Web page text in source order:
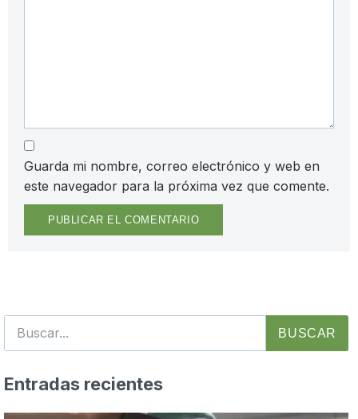
Guarda mi nombre, correo electrónico y web en
este navegador para la próxima vez que comente.
BUSCAR
Entradas recientes